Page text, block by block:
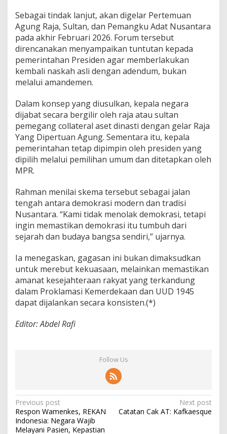
Sebagai tindak lanjut, akan digelar Pertemuan
Agung Raja, Sultan, dan Pemangku Adat Nusantara
pada akhir Februari 2026. Forum tersebut
direncanakan menyampaikan tuntutan kepada
pemerintahan Presiden agar memberlakukan
kembali naskah asli dengan adendum, bukan
melalui amandemen.
Dalam konsep yang diusulkan, kepala negara
dijabat secara bergilir oleh raja atau sultan
pemegang collateral aset dinasti dengan gelar Raja
Yang Dipertuan Agung. Sementara itu, kepala
pemerintahan tetap dipimpin oleh presiden yang
dipilih melalui pemilihan umum dan ditetapkan oleh
MPR.
Rahman menilai skema tersebut sebagai jalan
tengah antara demokrasi modern dan tradisi
Nusantara. “Kami tidak menolak demokrasi, tetapi
ingin memastikan demokrasi itu tumbuh dari
sejarah dan budaya bangsa sendiri,” ujarnya.
Ia menegaskan, gagasan ini bukan dimaksudkan
untuk merebut kekuasaan, melainkan memastikan
amanat kesejahteraan rakyat yang terkandung
dalam Proklamasi Kemerdekaan dan UUD 1945
dapat dijalankan secara konsisten.(*)
Editor: Abdel Rafi
Follow Us
P
o
Previous post
Respon Wamenkes, REKAN
Indonesia: Negara Wajib
Melayani Pasien, Kepastian
Next post
Catatan Cak AT: Kafkaesque